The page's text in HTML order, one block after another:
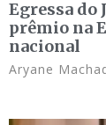
Egressa do
prêmio na
nacional
Aryane